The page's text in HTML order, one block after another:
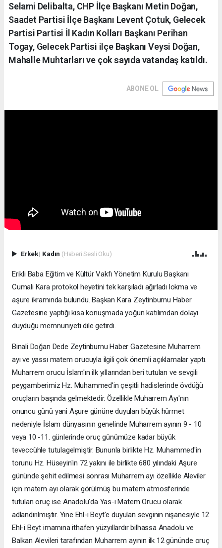
Selami Delibalta, CHP İlçe Başkanı Metin Doğan,
Saadet Partisi İlçe Başkanı Levent Çotuk, Gelecek
Partisi Partisi İl Kadın Kolları Başkanı Perihan
Togay, Gelecek Partisi ilçe Başkanı Veysi Doğan,
Mahalle Muhtarları ve çok sayıda vatandaş katıldı.
ABONE OL
Erkek| Kadın (Haberi Sesli Oku)
Erikli Baba Eğitim ve Kültür Vakfı Yönetim Kurulu Başkanı
Cumali Kara protokol heyetini tek karşıladı ağırladı lokma ve
aşure ikramında bulundu. Başkan Kara Zeytinburnu Haber
Gazetesine yaptığı kısa konuşmada yoğun katılımdan dolayı
duyduğu memnuniyeti dile getirdi.
Binali Doğan Dede Zeytinburnu Haber Gazetesine Muharrem
ayı ve yassı matem orucuyla ilgili çok önemli açıklamalar yaptı.
Muharrem orucu İslam'ın ilk yıllarından beri tutulan ve sevgili
peygamberimiz Hz. Muhammed'in çeşitli hadislerinde övdüğü
oruçların başında gelmektedir. Özellikle Muharrem Ayı'nın
onuncu günü yani Aşure gününe duyulan büyük hürmet
nedeniyle İslam dünyasının genelinde Muharrem ayının 9 - 10
veya 10 -11. günlerinde oruç günümüze kadar büyük
teveccühle tutulagelmiştir. Bununla birlikte Hz. Muhammed'in
torunu Hz. Hüseyin'in 72 yakını ile birlikte 680 yılındaki Aşure
gününde şehit edilmesi sonrası Muharrem ayı özellikle Aleviler
için matem ayı olarak görülmüş bu matem atmosferinde
tutulan oruç ise Anadolu'da Yas-ı Matem Orucu olarak
adlandırılmıştır. Yine Ehl-i Beyt'e duyulan sevginin nişanesiyle 12
Ehl-i Beyt imamına ithafen yüzyıllardır bilhassa Anadolu ve
Balkan Alevileri tarafından Muharrem ayının ilk 12 gününde oruç